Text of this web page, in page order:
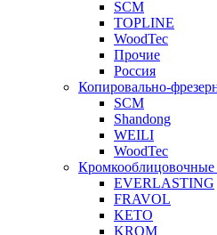
SCM
TOPLINE
WoodTec
Прочие
Россия
Копировально-
SCM
Shandong
WEILI
WoodTec
Кромкооблицовочные
EVERLASTING
FRAVOL
KETO
KROM